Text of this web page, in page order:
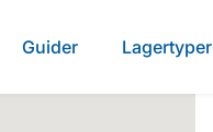
Guider Lagertyper